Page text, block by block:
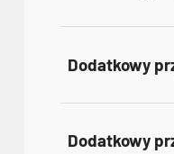
Dodatkowy
Dodatkowy